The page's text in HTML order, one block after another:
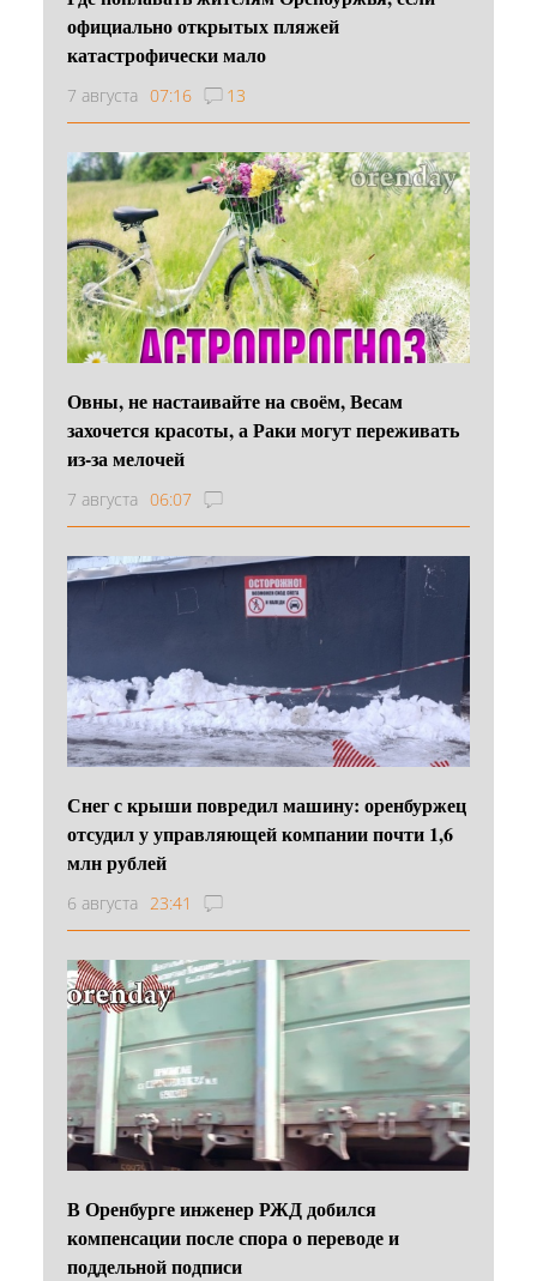
официально открытых пляжей
катастрофически мало
7 августа 07:16 13
Овны, не настаивайте на своём, Весам
захочется красоты, а Раки могут переживать
из-за мелочей
7 августа 06:07
Снег с крыши повредил машину: оренбуржец
отсудил у управляющей компании почти 1,6
млн рублей
6 августа 23:41
В Оренбурге инженер РЖД добился
компенсации после спора о переводе и
поддельной подписи